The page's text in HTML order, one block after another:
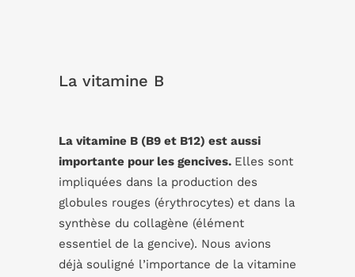
La vitamine B
La vitamine B (B9 et B12) est aussi
importante pour les gencives. Elles sont
impliquées dans la production des
globules rouges (érythrocytes) et dans la
synthèse du collagène (élément
essentiel de la gencive). Nous avions
déjà souligné l’importance de la vitamine